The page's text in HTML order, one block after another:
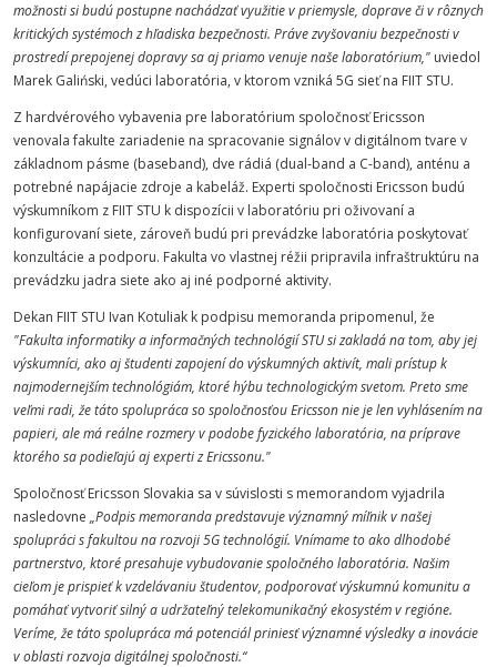
možnosti si budú postupne nachádzať využitie v priemysle, doprave či v rôznych
kritických systémoch z hľadiska bezpečnosti. Práve zvyšovaniu bezpečnosti v
prostredí prepojenej dopravy sa aj priamo venuje naše laboratórium," uviedol
Marek Galiński, vedúci laboratória, v ktorom vzniká 5G sieť na FIIT STU.
Z hardvérového vybavenia pre laboratórium spoločnosť Ericsson
venovala fakulte zariadenie na spracovanie signálov v digitálnom tvare v
základnom pásme (baseband), dve rádiá (dual-band a C-band), anténu a
potrebné napájacie zdroje a kabeláž. Experti spoločnosti Ericsson budú
výskumníkom z FIIT STU k dispozícii v laboratóriu pri oživovaní a
konfigurovaní siete, zároveň budú pri prevádzke laboratória poskytovať
konzultácie a podporu. Fakulta vo vlastnej réžii pripravila infraštruktúru na
prevádzku jadra siete ako aj iné podporné aktivity.
Dekan FIIT STU Ivan Kotuliak k podpisu memoranda pripomenul, že
"Fakulta informatiky a informačných technológií STU si zakladá na tom, aby jej
výskumníci, ako aj študenti zapojení do výskumných aktivít, mali prístup k
najmodernejším technológiám, ktoré hýbu technologickým svetom. Preto sme
veľmi radi, že táto spolupráca so spoločnosťou Ericsson nie je len vyhlásením na
papieri, ale má reálne rozmery v podobe fyzického laboratória, na príprave
ktorého sa podieľajú aj experti z Ericssonu."
Spoločnosť Ericsson Slovakia sa v súvislosti s memorandom vyjadrila
nasledovne „Podpis memoranda predstavuje významný míľnik v našej
spolupráci s fakultou na rozvoji 5G technológií. Vnímame to ako dlhodobé
partnerstvo, ktoré presahuje vybudovanie spoločného laboratória. Našim
cieľom je prispieť k vzdelávaniu študentov, podporovať výskumnú komunitu a
pomáhať vytvoriť silný a udržateľný telekomunikačný ekosystém v regióne.
Veríme, že táto spolupráca má potenciál priniesť významné výsledky a inovácie
v oblasti rozvoja digitálnej spoločnosti.“